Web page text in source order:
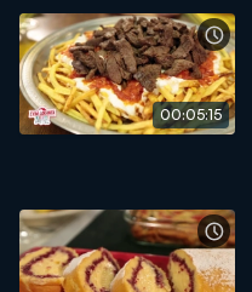
00:05:15